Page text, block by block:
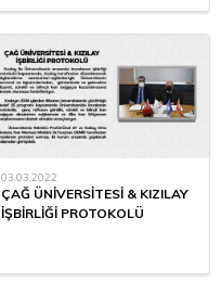
03.03.2022
ÇAĞ ÜNİVERSİTESİ & KIZILAY
İŞBİRLİĞİ PROTOKOLÜ